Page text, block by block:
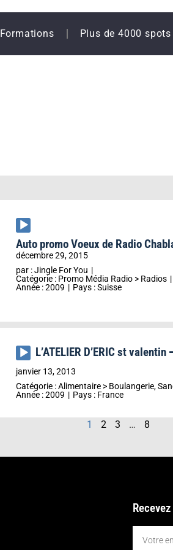
Formations Plus de 4000
Lecteur
audio
Auto promo Voeux de Radio
décembre 29, 2015
par :Jingle For You
Catégorie : Promo Média Radio > Radios
Année :2009 Pays :Suisse
Lecteur
audio
L’ATELIER D’ERIC st
janvier 13, 2013
Catégorie :Alimentaire > Boulangerie,
Année :2009 Pays : France
1 2 3 … 8